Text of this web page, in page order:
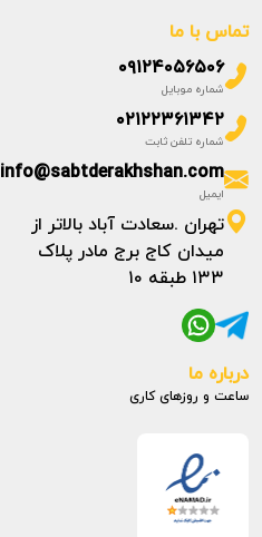
تماس با ما
۰۹۱۲۴۰۵۶۵۰۶
شماره موبایل
۰۲۱۲۲۳۶۱۳۴۲
شماره تلفن ثابت
info@sabtderakhshan.com
ایمیل
تهران .سعادت آباد بالاتر از
میدان کاج برج مادر پلاک
۱۳۳ طبقه ۱۰
درباره ما
ساعت و روزهای کاری